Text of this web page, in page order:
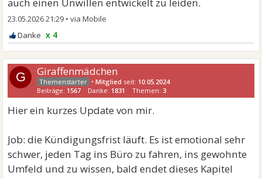
23.05.2026 21:29 •
x 4
G Giraffenmädchen
•Mitglied seit: 10.05.2024
Beiträge: 1567 Danke: 1831 Themen: 3
Hier ein kurzes Update von mir.
Job: die Kündigungsfrist läuft. Es ist emotional sehr
schwer, jeden Tag ins Büro zu fahren, ins gewohnte
Umfeld und zu wissen, bald endet dieses Kapitel